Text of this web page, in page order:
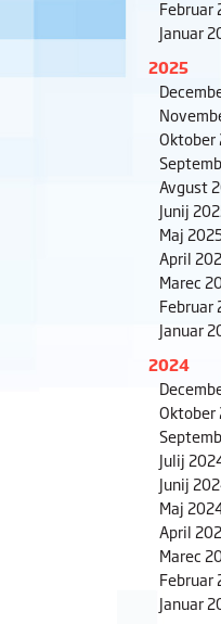
Februar
Januar
2025
Oktober
Avgust
Junij
Maj
April
Marec
Februar
Januar
2024
Oktober
Julij
Junij
Maj
April
Marec
Februar
Januar